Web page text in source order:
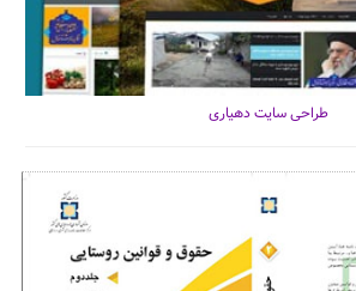
طراحی سایت دهیاری